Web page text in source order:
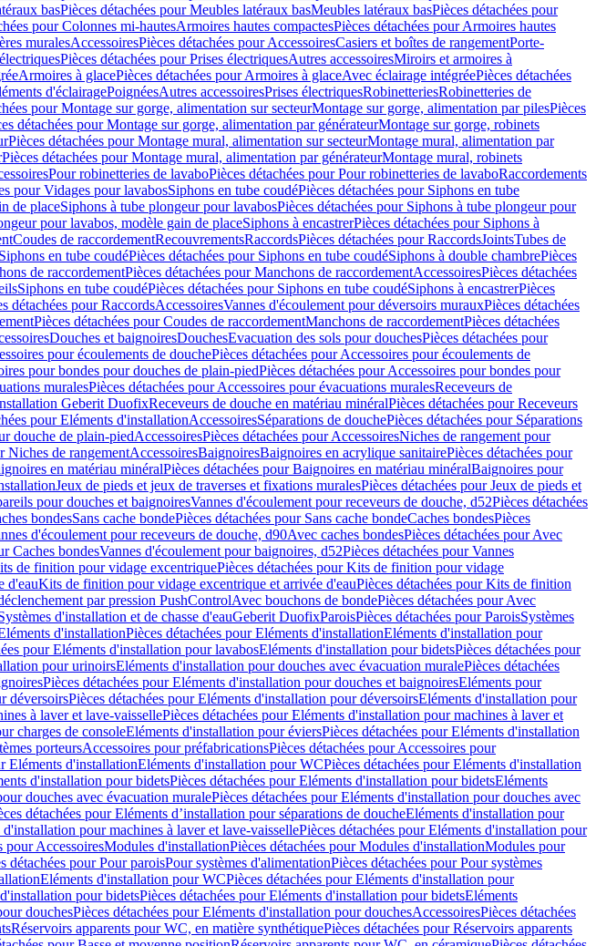
basPièces détachées pour Meubles latéraux basMeubles latéraux basPièces détachées pour
pour Colonnes mi-hautesArmoires hautes compactesPièces détachées pour Armoires hautes
muralesAccessoiresPièces détachées pour AccessoiresCasiers et boîtes de rangementPorte-
Pièces détachées pour Prises électriquesAutres accessoiresMiroirs et armoires à
Armoires à glacePièces détachées pour Armoires à glaceAvec éclairage intégréePièces détachées
d'éclairagePoignéesAutres accessoiresPrises électriquesRobinetteriesRobinetteries de
pour Montage sur gorge, alimentation sur secteurMontage sur gorge, alimentation par pilesPièces
détachées pour Montage sur gorge, alimentation par générateurMontage sur gorge, robinets
Pièces détachées pour Montage mural, alimentation sur secteurMontage mural, alimentation par
Pièces détachées pour Montage mural, alimentation par générateurMontage mural, robinets
Pour robinetteries de lavaboPièces détachées pour Pour robinetteries de lavaboRaccordements
pour Vidages pour lavabosSiphons en tube coudéPièces détachées pour Siphons en tube
de placeSiphons à tube plongeur pour lavabosPièces détachées pour Siphons à tube plongeur pour
pour lavabos, modèle gain de placeSiphons à encastrerPièces détachées pour Siphons à
Coudes de raccordementRecouvrementsRaccordsPièces détachées pour RaccordsJointsTubes de
Siphons en tube coudéPièces détachées pour Siphons en tube coudéSiphons à double chambrePièces
de raccordementPièces détachées pour Manchons de raccordementAccessoiresPièces détachées
Siphons en tube coudéPièces détachées pour Siphons en tube coudéSiphons à encastrerPièces
détachées pour RaccordsAccessoiresVannes d'écoulement pour déversoirs murauxPièces détachées
Pièces détachées pour Coudes de raccordementManchons de raccordementPièces détachées
Douches et baignoiresDouchesEvacuation des sols pour douchesPièces détachées pour
pour écoulements de douchePièces détachées pour Accessoires pour écoulements de
pour bondes pour douches de plain-piedPièces détachées pour Accessoires pour bondes pour
muralesPièces détachées pour Accessoires pour évacuations muralesReceveurs de
Geberit DuofixReceveurs de douche en matériau minéralPièces détachées pour Receveurs
pour Eléments d'installationAccessoiresSéparations de douchePièces détachées pour Séparations
douche de plain-piedAccessoiresPièces détachées pour AccessoiresNiches de rangement pour
Niches de rangementAccessoiresBaignoiresBaignoires en acrylique sanitairePièces détachées pour
en matériau minéralPièces détachées pour Baignoires en matériau minéralBaignoires pour
Jeux de pieds et jeux de traverses et fixations muralesPièces détachées pour Jeux de pieds et
pour douches et baignoiresVannes d'écoulement pour receveurs de douche, d52Pièces détachées
bondesSans cache bondePièces détachées pour Sans cache bondeCaches bondesPièces
d'écoulement pour receveurs de douche, d90Avec caches bondesPièces détachées pour Avec
Caches bondesVannes d'écoulement pour baignoires, d52Pièces détachées pour Vannes
de finition pour vidage excentriquePièces détachées pour Kits de finition pour vidage
d'eauKits de finition pour vidage excentrique et arrivée d'eauPièces détachées pour Kits de finition
par pression PushControlAvec bouchons de bondePièces détachées pour Avec
d'installation et de chasse d'eauGeberit DuofixParoisPièces détachées pour ParoisSystèmes
d'installationPièces détachées pour Eléments d'installationEléments d'installation pour
pour Eléments d'installation pour lavabosEléments d'installation pour bidetsPièces détachées pour
pour urinoirsEléments d'installation pour douches avec évacuation muralePièces détachées
Pièces détachées pour Eléments d'installation pour douches et baignoiresEléments pour
déversoirsPièces détachées pour Eléments d'installation pour déversoirsEléments d'installation pour
à laver et lave-vaissellePièces détachées pour Eléments d'installation pour machines à laver et
charges de consoleEléments d'installation pour éviersPièces détachées pour Eléments d'installation
porteursAccessoires pour préfabricationsPièces détachées pour Accessoires pour
Eléments d'installationEléments d'installation pour WCPièces détachées pour Eléments d'installation
d'installation pour bidetsPièces détachées pour Eléments d'installation pour bidetsEléments
douches avec évacuation muralePièces détachées pour Eléments d'installation pour douches avec
détachées pour Eléments d’installation pour séparations de doucheEléments d'installation pour
d'installation pour machines à laver et lave-vaissellePièces détachées pour Eléments d'installation pour
pour AccessoiresModules d'installationPièces détachées pour Modules d'installationModules pour
détachées pour Pour paroisPour systèmes d'alimentationPièces détachées pour Pour systèmes
Eléments d'installation pour WCPièces détachées pour Eléments d'installation pour
pour bidetsPièces détachées pour Eléments d'installation pour bidetsEléments
douchesPièces détachées pour Eléments d'installation pour douchesAccessoiresPièces détachées
Réservoirs apparents pour WC, en matière synthétiquePièces détachées pour Réservoirs apparents